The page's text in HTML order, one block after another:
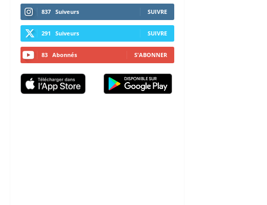
837 Suiveurs SUIVRE
291 Suiveurs SUIVRE
83 Abonnés S'ABONNER